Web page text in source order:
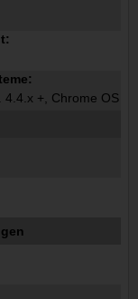
4.4.x +, Chrome OS